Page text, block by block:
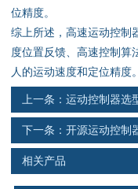
位精度。
综上所述，高速运动控制
度位置反馈、高速控制算
人的运动速度和定位精度。
上一条： 运动控制器选
下一条： 开源运动控制
相关产品